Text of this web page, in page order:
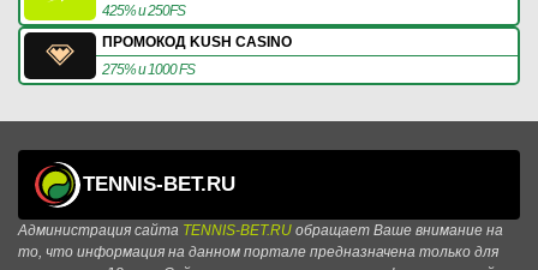
425% и 250FS
ПРОМОКОД KUSH CASINO
275% и 1000 FS
TENNIS-BET.RU
Администрация сайта TENNIS-BET.RU обращает Ваше внимание на
то, что информация на данном портале предназначена только для